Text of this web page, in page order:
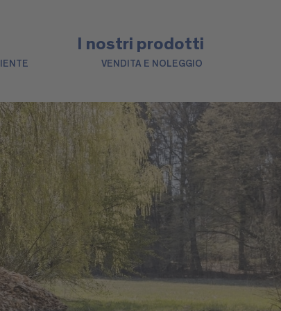
I nostri prodotti
VENDITA E NOLEGGIO